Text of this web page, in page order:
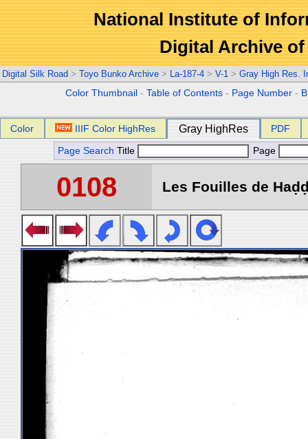
National Institute of
Digital Archive
Digital Silk Road > Toyo Bunko Archive > La-187-4 > V-1 > Gray High Res.
Color Thumbnail -Table of Contents - Page Number -
Color IIIF Color HighRes Gray HighRes PDF
Page Search Title Page
0108 Les Fouilles de